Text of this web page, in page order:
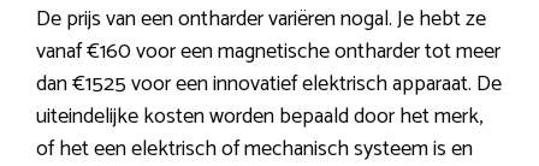
De prijs van een ontharder variëren nogal. Je hebt ze
vanaf €160 voor een magnetische ontharder tot meer
dan €1525 voor een innovatief elektrisch apparaat. De
uiteindelijke kosten worden bepaald door het merk,
of het een elektrisch of mechanisch systeem is en